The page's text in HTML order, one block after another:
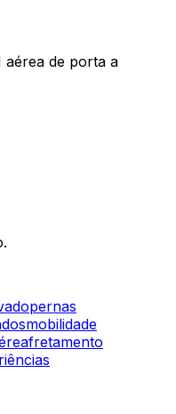
aérea de porta a
pernas
mobilidade
fretamento